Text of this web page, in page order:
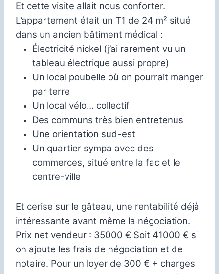
Et cette visite allait nous conforter.
L’appartement était un T1 de 24 m² situé
dans un ancien bâtiment médical :
Électricité nickel (j’ai rarement vu un
tableau électrique aussi propre)
Un local poubelle où on pourrait manger
par terre
Un local vélo… collectif
Des communs très bien entretenus
Une orientation sud-est
Un quartier sympa avec des
commerces, situé entre la fac et le
centre-ville
Et cerise sur le gâteau, une rentabilité déjà
intéressante avant même la négociation.
Prix net vendeur : 35000 € Soit 41000 € si
on ajoute les frais de négociation et de
notaire. Pour un loyer de 300 € + charges